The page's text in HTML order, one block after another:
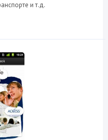
и т.д.